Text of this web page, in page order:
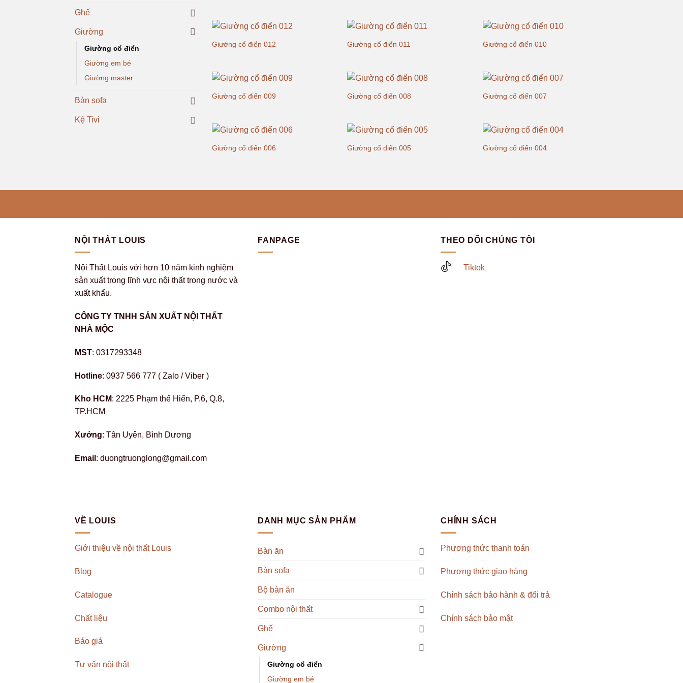
Ghế
Giường
Giường cổ điển
Giường em bé
Giường master
Bàn sofa
Kệ Tivi
Giường cổ điển 012 Giường cổ điển 011 Giường cổ điển 010
Giường cổ điển 009 Giường cổ điển 008 Giường cổ điển 007
Giường cổ điển 006 Giường cổ điển 005 Giường cổ điển 004
NỘI THẤT LOUIS
Nội Thất Louis với hơn 10 năm kinh nghiệm
sản xuất trong lĩnh vực nội thất trong nước và
xuất khẩu.
CÔNG TY TNHH SẢN XUẤT NỘI THẤT
NHÀ MỘC
MST: 0317293348
Hotline: 0937 566 777 ( Zalo / Viber )
Kho HCM: 2225 Phạm thế Hiển, P.6, Q.8,
TP.HCM
Xưởng: Tân Uyên, Bình Dương
Email : duongtruonglong@gmail.com
FANPAGE THEO DÕI CHÚNG TÔI
Tiktok
VỀ LOUIS
Giới thiệu về nội thất Louis
Blog
Catalogue
Chất liệu
Báo giá
Tư vấn nội thất
DANH MỤC SẢN PHẨM
Bàn ăn
Bàn sofa
Bộ bàn ăn
Combo nội thất
Ghế
Giường
Giường cổ điển
Giường em bé
CHÍNH SÁCH
Phương thức thanh toán
Phương thức giao hàng
Chính sách bảo hành & đổi trả
Chính sách bảo mật